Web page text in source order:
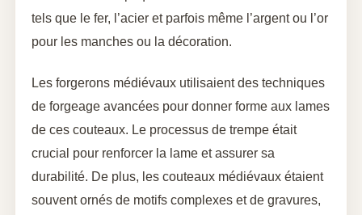
tels que le fer, l’acier et parfois même l’argent ou l’or
pour les manches ou la décoration.
Les forgerons médiévaux utilisaient des techniques
de forgeage avancées pour donner forme aux lames
de ces couteaux. Le processus de trempe était
crucial pour renforcer la lame et assurer sa
durabilité. De plus, les couteaux médiévaux étaient
souvent ornés de motifs complexes et de gravures,